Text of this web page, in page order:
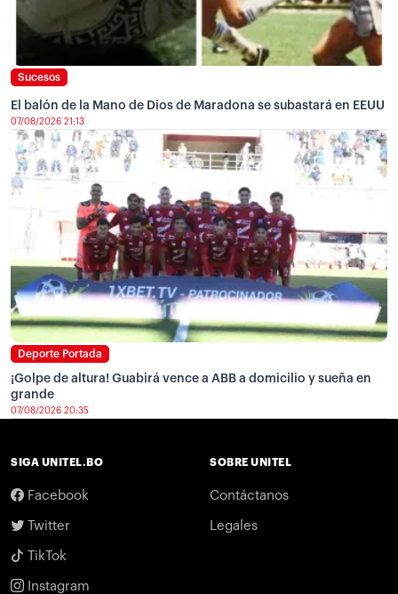
Sucesos
El balón de la Mano de Dios de Maradona se subastará en EEUU
07/08/2026 21:13
Deporte Portada
¡Golpe de altura! Guabirá vence a ABB a domicilio y sueña en
grande
07/08/2026 20:35
SIGA UNITEL.BO
Facebook
Twitter
TikTok
Instagram
SOBRE UNITEL
Contáctanos
Legales